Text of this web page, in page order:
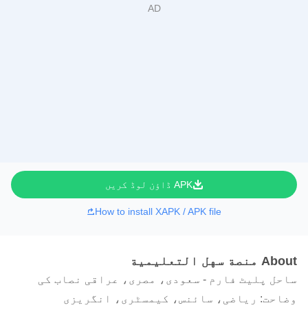
APK ڈاؤن لوڈ کریں
How to install XAPK / APK file
About منصة سهل التعليمية
ساحل پلیٹ فارم - سعودی، مصری، عراقی نصاب کی
وضاحت: ریاضی، سائنس، کیمسٹری، انگریزی